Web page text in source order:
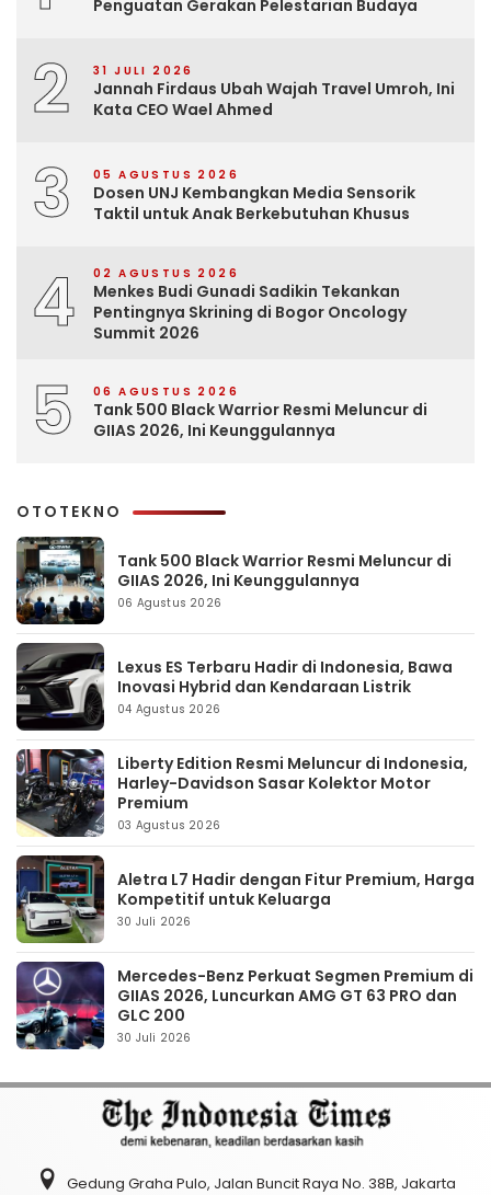
Penguatan Gerakan Pelestarian Budaya
2 31 JULI 2026
Jannah Firdaus Ubah Wajah Travel Umroh, Ini
Kata CEO Wael Ahmed
3 05 AGUSTUS 2026
Dosen UNJ Kembangkan Media Sensorik
Taktil untuk Anak Berkebutuhan Khusus
4 02 AGUSTUS 2026
Menkes Budi Gunadi Sadikin Tekankan
Pentingnya Skrining di Bogor Oncology
Summit 2026
5 06 AGUSTUS 2026
Tank 500 Black Warrior Resmi Meluncur di
GIIAS 2026, Ini Keunggulannya
OTOTEKNO
Tank 500 Black Warrior Resmi Meluncur di
GIIAS 2026, Ini Keunggulannya
06 Agustus 2026
Lexus ES Terbaru Hadir di Indonesia, Bawa
Inovasi Hybrid dan Kendaraan Listrik
04 Agustus 2026
Liberty Edition Resmi Meluncur di Indonesia,
Harley-Davidson Sasar Kolektor Motor
Premium
03 Agustus 2026
Aletra L7 Hadir dengan Fitur Premium, Harga
Kompetitif untuk Keluarga
30 Juli 2026
Mercedes-Benz Perkuat Segmen Premium di
GIIAS 2026, Luncurkan AMG GT 63 PRO dan
GLC 200
30 Juli 2026
Gedung Graha Pulo, Jalan Buncit Raya No. 38B, Jakarta